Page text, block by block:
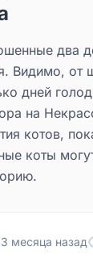
два
Видимо, от
дней
на
котов,
коты
3 месяца назад